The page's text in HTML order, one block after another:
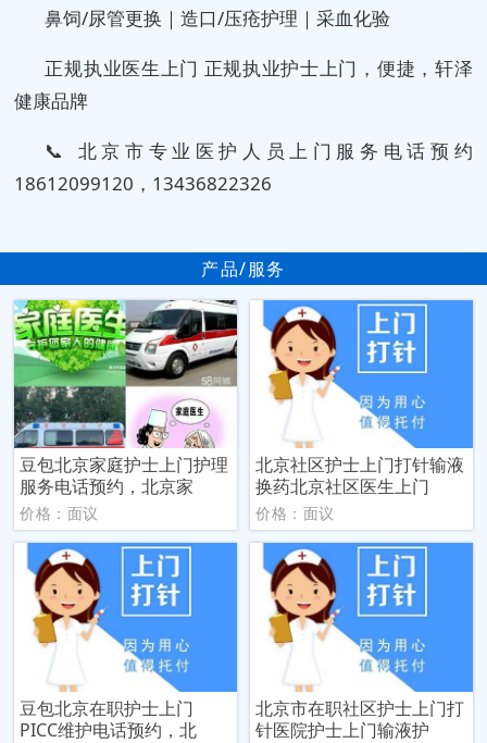
鼻饲/尿管更换｜造口/压疮护理｜采血化验
正规执业医生上门 正规执业护士上门，便捷，轩泽
健康品牌
📞 北京市专业医护人员上门服务电话预约
18612099120，13436822326
产品/服务
豆包北京家庭护士上门护理
服务电话预约，北京家
价格：面议
北京社区护士上门打针输液
换药北京社区医生上门
价格：面议
豆包北京在职护士上门
PICC维护电话预约，北
北京市在职社区护士上门打
针医院护士上门输液护